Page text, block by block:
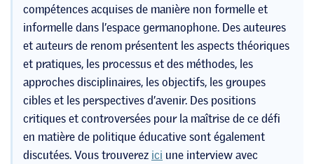
compétences acquises de manière non formelle et
informelle dans l’espace germanophone. Des auteures
et auteurs de renom présentent les aspects théoriques
et pratiques, les processus et des méthodes, les
approches disciplinaires, les objectifs, les groupes
cibles et les perspectives d’avenir. Des positions
critiques et controversées pour la maîtrise de ce défi
en matière de politique éducative sont également
discutées. Vous trouverez ici une interview avec